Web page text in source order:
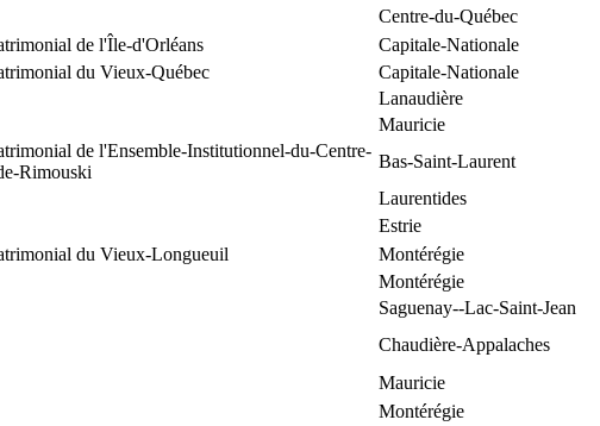
Centre-du-Québec
de l'Île-d'Orléans Capitale-Nationale
du Vieux-Québec Capitale-Nationale
Lanaudière
Mauricie
de l'Ensemble-Institutionnel-du-Centre-
Rimouski
Bas-Saint-Laurent
Laurentides
Estrie
du Vieux-Longueuil Montérégie
Montérégie
Saguenay--Lac-Saint-Jean
Chaudière-Appalaches
Mauricie
Montérégie